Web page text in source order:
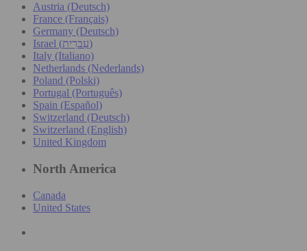
Austria (Deutsch)
France (Français)
Germany (Deutsch)
Israel (עִברִית)
Italy (Italiano)
Netherlands (Nederlands)
Poland (Polski)
Portugal (Português)
Spain (Español)
Switzerland (Deutsch)
Switzerland (English)
United Kingdom
North America
Canada
United States